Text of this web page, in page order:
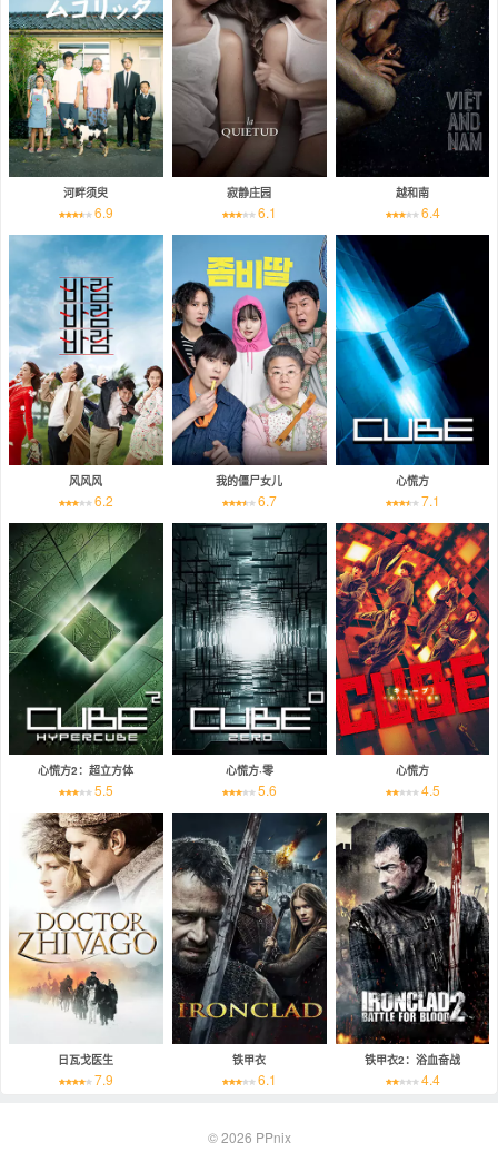
河畔须臾
6.9
寂静庄园
6.1
越和南
6.4
风风风
6.2
我的僵尸女儿
6.7
心慌方
7.1
心慌方2：超立方体
5.5
心慌方·零
5.6
心慌方
4.5
日瓦戈医生
7.9
铁甲衣
6.1
铁甲衣2：浴血奋战
4.4
© 2026 PPnix